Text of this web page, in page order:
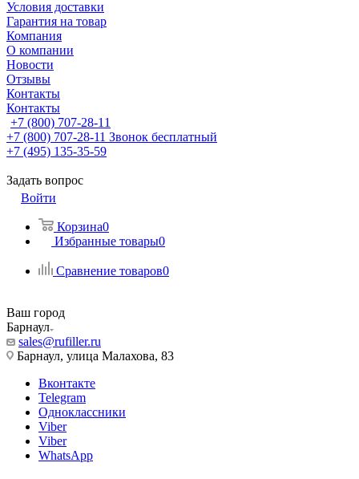
Условия доставки
Гарантия на товар
Компания
О компании
Новости
Отзывы
Контакты
Контакты
+7 (800) 707-28-11
+7 (800) 707-28-11 Звонок бесплатный
+7 (495) 135-35-59
Задать вопрос
Войти
Корзина0
Избранные товары0
Сравнение товаров0
Ваш город
Барнаул
sales@rufiller.ru
Барнаул, улица Малахова, 83
Вконтакте
Telegram
Одноклассники
Viber
Viber
WhatsApp